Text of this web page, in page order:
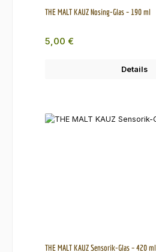
THE MALT KAUZ Nosing-Glas – 190 ml
Regulärer Preis:
5,00 €
Details
THE MALT KAUZ Sensorik-Glas – 420 ml